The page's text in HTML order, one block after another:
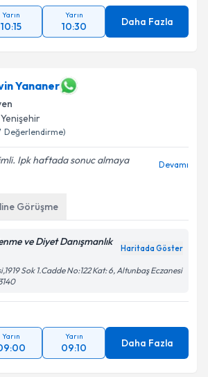
Yarın
10:15
Yarın
10:30 Daha Fazla
Yananer
Yenişehir
Değerlendirme)
Ipk haftada sonuc almaya
Devamı
Görüşme
ve Diyet Danışmanlık
Haritada Göster
Sok 1.Cadde No:122 Kat: 6, Altunbaş Eczanesi
Yarın Yarın
09:10 Daha Fazla